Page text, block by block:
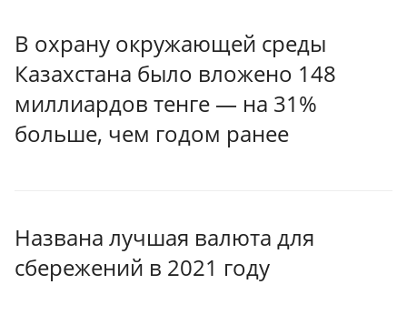
В охрану окружающей среды
Казахстана было вложено 148
миллиардов тенге — на 31%
больше, чем годом ранее
Названа лучшая валюта для
сбережений в 2021 году